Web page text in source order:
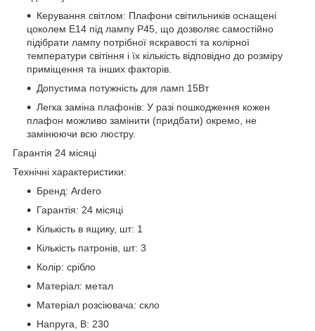
Керування світлом: Плафони світильників оснащені
цоколем Е14 під лампу Р45, що дозволяє самостійно
підібрати лампу потрібної яскравості та колірної
температури світіння і їх кількість відповідно до розміру
приміщення та інших факторів.
Допустима потужність для ламп 15Вт
Легка заміна плафонів: У разі пошкодження кожен
плафон можливо замінити (придбати) окремо, не
замінюючи всю люстру.
Гарантія 24 місяці
Технічні характеристики:
Бренд: Ardero
Гарантія: 24 місяці
Кількість в ящику, шт: 1
Кількість патронів, шт: 3
Колір: срібло
Матеріал: метал
Матеріал розсіювача: скло
Напруга, В: 230